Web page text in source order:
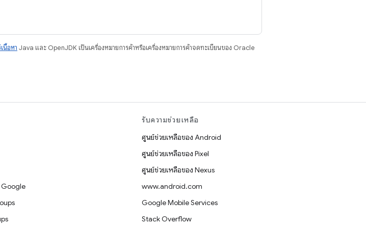
นื้อหา Java และ OpenJDK เป็นเครื่องหมายการค้าหรือเครื่องหมายการค้าจดทะเบียนของ Oracle
รับความช่วยเหลือ
ศูนย์ช่วยเหลือของ Android
ศูนย์ช่วยเหลือของ Pixel
ศูนย์ช่วยเหลือของ Nexus
www.android.com
Google Mobile Services
Stack Overflow